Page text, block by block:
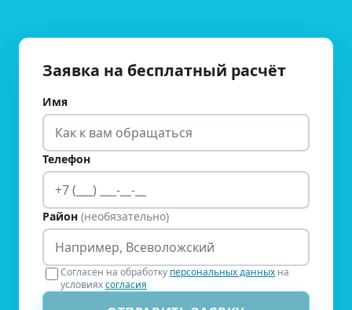
Заявка на бесплатный расчёт
Имя
Телефон
Район (необязательно)
Согласен на обработку персональных данных на
условияхсогласия